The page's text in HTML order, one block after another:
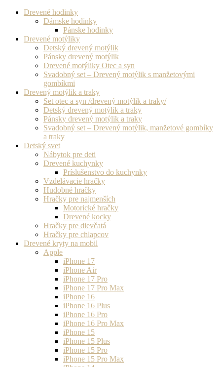
Drevené hodinky
Dámske hodinky
Pánske hodinky
Drevené motýliky
Detský drevený motýlik
Pánsky drevený motýlik
Drevené motýliky Otec a syn
Svadobný set – Drevený motýlik s manžetovými
gombíkmi
Drevený motýlik a traky
Set otec a syn /drevený motýlik a traky/
Detský drevený motýlik a traky
Pánsky drevený motýlik a traky
Svadobný set – Drevený motýlik, manžetové gombíky
a traky
Detský svet
Nábytok pre deti
Drevené kuchynky
Príslušenstvo do kuchynky
Vzdelávacie hračky
Hudobné hračky
Hračky pre najmenších
Motorické hračky
Drevené kocky
Hračky pre dievčatá
Hračky pre chlapcov
Drevené kryty na mobil
Apple
iPhone 17
iPhone Air
iPhone 17 Pro
iPhone 17 Pro Max
iPhone 16
iPhone 16 Plus
iPhone 16 Pro
iPhone 16 Pro Max
iPhone 15
iPhone 15 Plus
iPhone 15 Pro
iPhone 15 Pro Max